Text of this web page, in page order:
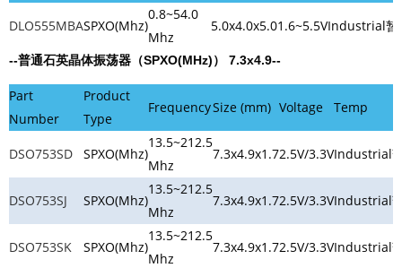
DLO555MBASPXO(Mhz)
0.8~54.0
Mhz
5.0x4.0x5.01.6~5.5VIndustrial暂
--普通石英晶体振荡器（SPXO(MHz)） 7.3x4.9--
Part
Number
Product
Type
FrequencySize (mm) Voltage Temp
DSO753SD SPXO(Mhz)
13.5~212.5
Mhz
7.3x4.9x1.72.5V/3.3VIndustrial
DSO753SJ SPXO(Mhz)
13.5~212.5
Mhz
7.3x4.9x1.72.5V/3.3VIndustrial
DSO753SK SPXO(Mhz)
13.5~212.5
Mhz
7.3x4.9x1.72.5V/3.3VIndustrial